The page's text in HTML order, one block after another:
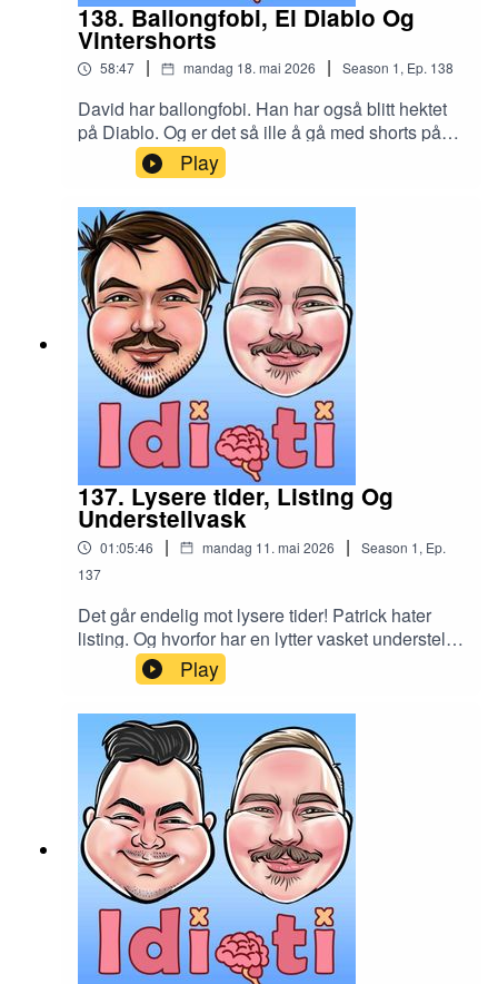
138. Ballongfobi, El Diablo Og
Vintershorts
58:47 | mandag 18. mai 2026 | Season 1, Ep. 138
David har ballongfobi. Han har også blitt hektet
på Diablo. Og er det så ille å gå med shorts på
vinteren?
Play
137. Lysere tider, Listing Og
Understellvask
01:05:46 | mandag 11. mai 2026 | Season 1, Ep.
137
Det går endelig mot lysere tider! Patrick hater
listing. Og hvorfor har en lytter vasket understellet
på jobb?
Play